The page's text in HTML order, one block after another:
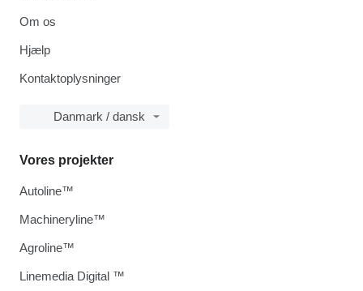
Om os
Hjælp
Kontaktoplysninger
Danmark / dansk
Vores projekter
Autoline™
Machineryline™
Agroline™
Linemedia Digital ™